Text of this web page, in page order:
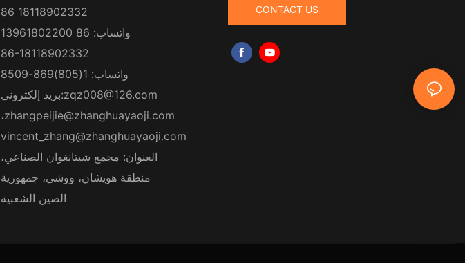
86 18118902332
واتساب: 86 13961802200
86-18118902332
واتساب: 1(805)869-8509
بريد إلكتروني:zqz008@126.com
،zhangpeijie@zhanghuayaoji.com
vincent_zhang@zhanghuayaoji.com
العنوان: مجمع شيتانغوان الصناعي،
منطقة هويشان، ووشي، جمهورية
الصين الشعبية
CONTACT US